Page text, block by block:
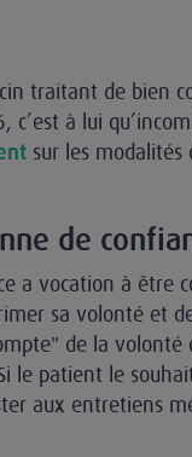
traitant de bien
à lui
sur les modalités
de
a vocation à être
sa volonté et
de la
le patient le
aux entretiens